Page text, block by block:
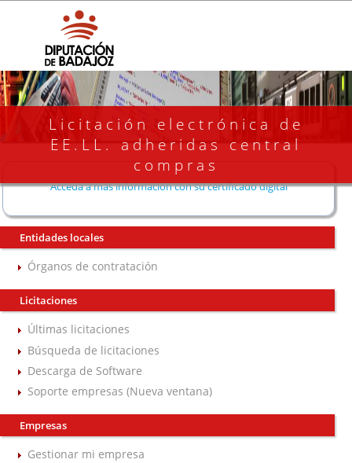
Licitación electrónica de
EE.LL. adheridas central
compras
Acceda a más información con su certificado digital
Entidades locales
Órganos de contratación
Licitaciones
Últimas licitaciones
Búsqueda de licitaciones
Descarga de Software
Soporte empresas (Nueva ventana)
Empresas
Gestionar mi empresa